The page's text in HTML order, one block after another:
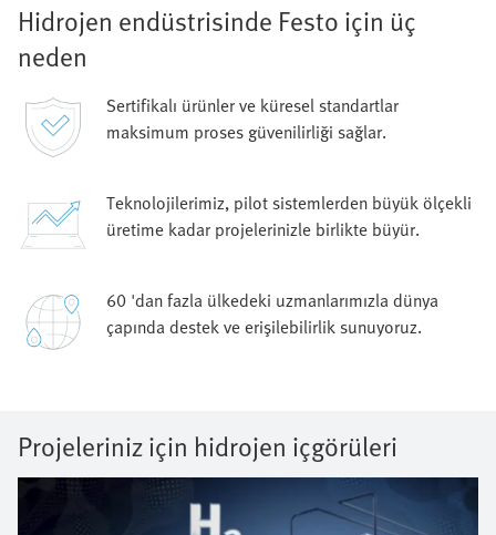
Hidrojen endüstrisinde Festo için üç
neden
Sertifikalı ürünler ve küresel standartlar
maksimum proses güvenilirliği sağlar.
Teknolojilerimiz, pilot sistemlerden büyük ölçekli
üretime kadar projelerinizle birlikte büyür.
60 'dan fazla ülkedeki uzmanlarımızla dünya
çapında destek ve erişilebilirlik sunuyoruz.
Projeleriniz için hidrojen içgörüleri